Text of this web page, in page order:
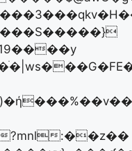
?mnl:��z��